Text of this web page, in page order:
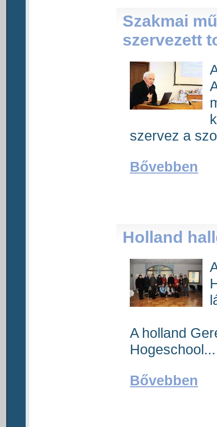
Szakmai
szervezett
szervez a
Bővebben
Holland
A holland
Hogeschool...
Bővebben